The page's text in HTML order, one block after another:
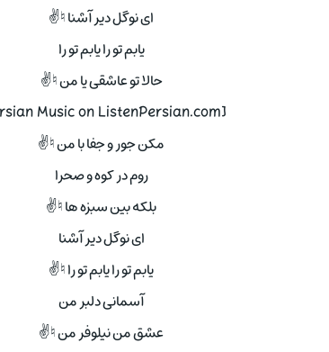
ای نوگل دیر آشنا ♮✌
یابم تو را یابم تو را
حالا تو عاشقی یا من ♮✌
[Persian Music on ListenPersian.com]
مکن جور و جفا با من ♮✌
روم در کوه و صحرا
بلکه بین سبزه ها ♮✌
ای نوگل دیر آشنا
یابم تو را یابم تو را ♮✌
آسمانی دلبر من
عشق من نیلوفر من ♮✌